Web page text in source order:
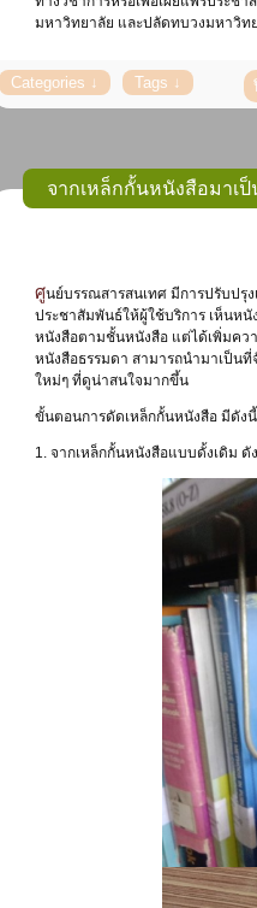
มหาวิทยาลัย และปลัดทบวงมหาวิท
จากเหล็กกั้นหนังสือมาเ
ศูนย์บรรณสารสนเทศ มีการปรับปรุงเปลี่ยนแปลงบรรยากาศภายในอาคารให้เกิดความรู้สึกสบาย ผ่อนคลายมากขึ้น และพยายามสื่อสารหรือ
ประชาสัมพันธ์ให้ผู้ใช้บริการ เห็นหนั
หนังสือตามชั้นหนังสือ แต่ได้เพิ่มคว
หนังสือธรรมดา สามารถนำมาเป็น
ใหม่ๆ ที่ดูน่าสนใจมากขึ้น
ขั้นตอนการดัดเหล็กกั้นหนังสือ มีดังนี้
1. จากเหล็กกั้นหนังสือแบบดั้งเดิม ดั